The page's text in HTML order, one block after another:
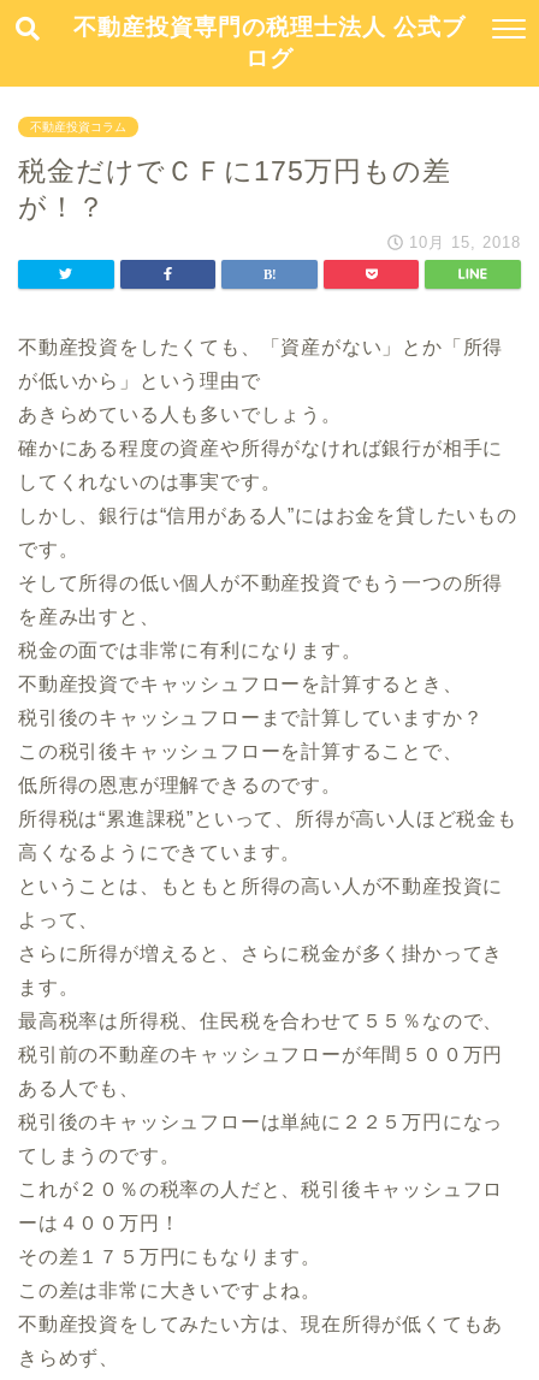
不動産投資専門の税理士法人 公式ブ
ログ
不動産投資コラム
税金だけでＣＦに175万円もの差
が！？
10月 15, 2018
不動産投資をしたくても、「資産がない」とか「所得
が低いから」という理由で
あきらめている人も多いでしょう。
確かにある程度の資産や所得がなければ銀行が相手に
してくれないのは事実です。
しかし、銀行は“信用がある人”にはお金を貸したいもの
です。
そして所得の低い個人が不動産投資でもう一つの所得
を産み出すと、
税金の面では非常に有利になります。
不動産投資でキャッシュフローを計算するとき、
税引後のキャッシュフローまで計算していますか？
この税引後キャッシュフローを計算することで、
低所得の恩恵が理解できるのです。
所得税は“累進課税”といって、所得が高い人ほど税金も
高くなるようにできています。
ということは、もともと所得の高い人が不動産投資に
よって、
さらに所得が増えると、さらに税金が多く掛かってき
ます。
最高税率は所得税、住民税を合わせて５５％なので、
税引前の不動産のキャッシュフローが年間５００万円
ある人でも、
税引後のキャッシュフローは単純に２２５万円になっ
てしまうのです。
これが２０％の税率の人だと、税引後キャッシュフロ
ーは４００万円！
その差１７５万円にもなります。
この差は非常に大きいですよね。
不動産投資をしてみたい方は、現在所得が低くてもあ
きらめず、